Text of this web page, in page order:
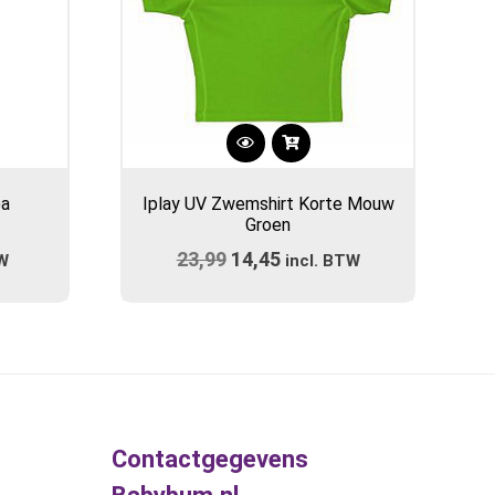
Dit
heeft
meerdere
variaties.
productpagina
Iplay UV Zwemshirt Korte Mouw
Groen
23,99 Oorspronkelijke
14,45Huidige
incl. BTW
Contactgegevens